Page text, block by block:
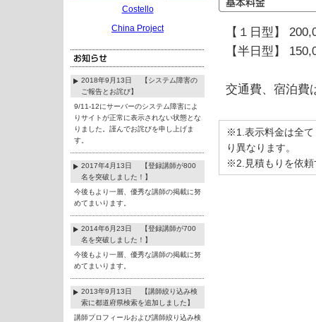
Costello
China Project
2018年9月13日 【システム障害の
ご報告とお詫び】
9/11-12にサーバーのシステム障害によ
りサイトが正常に表示されない状態とな
りました。謹んでお詫びを申し上げま
す。
2017年4月13日 【登録講師が800
名を突破しました！】
今後もより一層、優秀な講師の掲載に努
めてまいります。
2014年6月23日 【登録講師が700
名を突破しました！】
今後もより一層、優秀な講師の掲載に努
めてまいります。
2013年9月13日 【講師絞り込み検
索に都道府県検索を追加しました】
講師プロフィールおよび講師絞り込み検
【１日型】
【半日型】
交通費、宿泊費
※1.表示料金は全て
り異なります。
※2.見積もりを依頼